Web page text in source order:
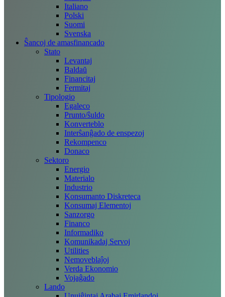
Italiano
Polski
Suomi
Svenska
Ŝancoj de amasfinancado
Stato
Levantaj
Baldaŭ
Financitaj
Fermitaj
Tipologio
Egaleco
Prunto/ŝuldo
Konverteblo
Interŝanĝado de enspezoj
Rekompenco
Donaco
Sektoro
Energio
Materialo
Industrio
Konsumanto Diskreteca
Konsumaj Elementoj
Sanzorgo
Financo
Informadiko
Komunikadaj Servoj
Utilities
Nemoveblaĵoj
Verda Ekonomio
Vojaĝado
Lando